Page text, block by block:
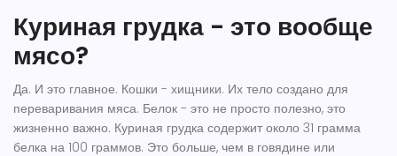
Куриная грудка - это вообще
мясо?
Да. И это главное. Кошки - хищники. Их тело создано для
переваривания мяса. Белок - это не просто полезно, это
жизненно важно. Куриная грудка содержит около 31 грамма
белка на 100 граммов. Это больше, чем в говядине или